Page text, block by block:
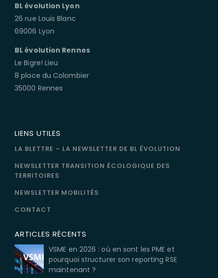
BL évolution Lyon
26 rue Louis Blanc
69006 Lyon
BL évolution Rennes
Le Bigre! Lieu
8 place du Colombier
35000 Rennes
LIENS UTILES
LA BLETTRE – LA NEWSLETTER DE BL ÉVOLUTION
NEWSLETTER TRANSITION ÉCOLOGIQUE DES
TERRITOIRES
NEWSLETTER MOBILITÉS
CONTACT
ARTICLES RÉCENTS
VSME en 2026 : où en sont les PME et
pourquoi structurer son reporting RSE
maintenant ?